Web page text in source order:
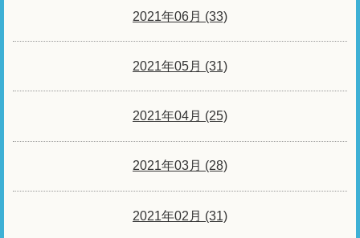
2021年06月 (33)
2021年05月 (31)
2021年04月 (25)
2021年03月 (28)
2021年02月 (31)